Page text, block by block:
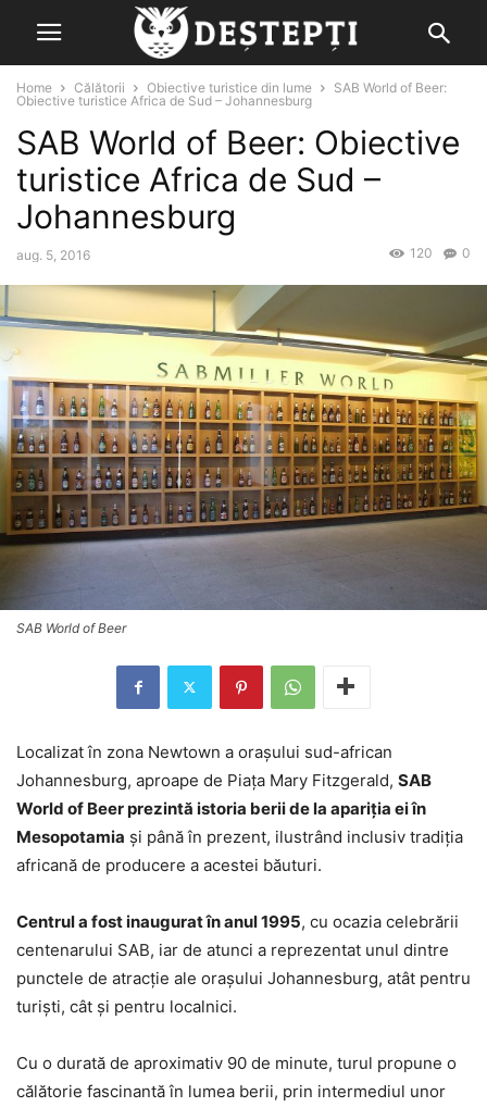
Home Călătorii Obiective turistice din lume
SAB World of Beer:
Obiective turistice Africa de Sud – Johannesburg
SAB World of Beer: Obiective
turistice Africa de Sud –
Johannesburg
aug. 5, 2016 0
120
SAB World of Beer
Localizat în zona Newtown a oraşului sud-african
Johannesburg, aproape de Piaţa Mary Fitzgerald, SAB
World of Beer prezintă istoria berii de la apariţia ei în
Mesopotamia şi până în prezent, ilustrând inclusiv tradiţia
africană de producere a acestei băuturi.
Centrul a fost inaugurat în anul 1995, cu ocazia celebrării
centenarului SAB, iar de atunci a reprezentat unul dintre
punctele de atracţie ale oraşului Johannesburg, atât pentru
turişti, cât şi pentru localnici.
Cu o durată de aproximativ 90 de minute, turul propune o
călătorie fascinantă în lumea berii, prin intermediul unor